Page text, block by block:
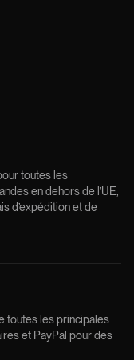
toutes les
en dehors de l’UE,
d’expédition et de
toutes les principales
et PayPal pour des